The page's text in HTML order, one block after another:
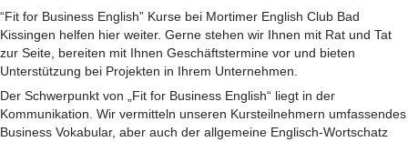
“Fit for Business English” Kurse bei Mortimer English Club Bad
Kissingen helfen hier weiter. Gerne stehen wir Ihnen mit Rat und Tat
zur Seite, bereiten mit Ihnen Geschäftstermine vor und bieten
Unterstützung bei Projekten in Ihrem Unternehmen.
Der Schwerpunkt von „Fit for Business English“ liegt in der
Kommunikation. Wir vermitteln unseren Kursteilnehmern umfassendes
Business Vokabular, aber auch der allgemeine Englisch-Wortschatz